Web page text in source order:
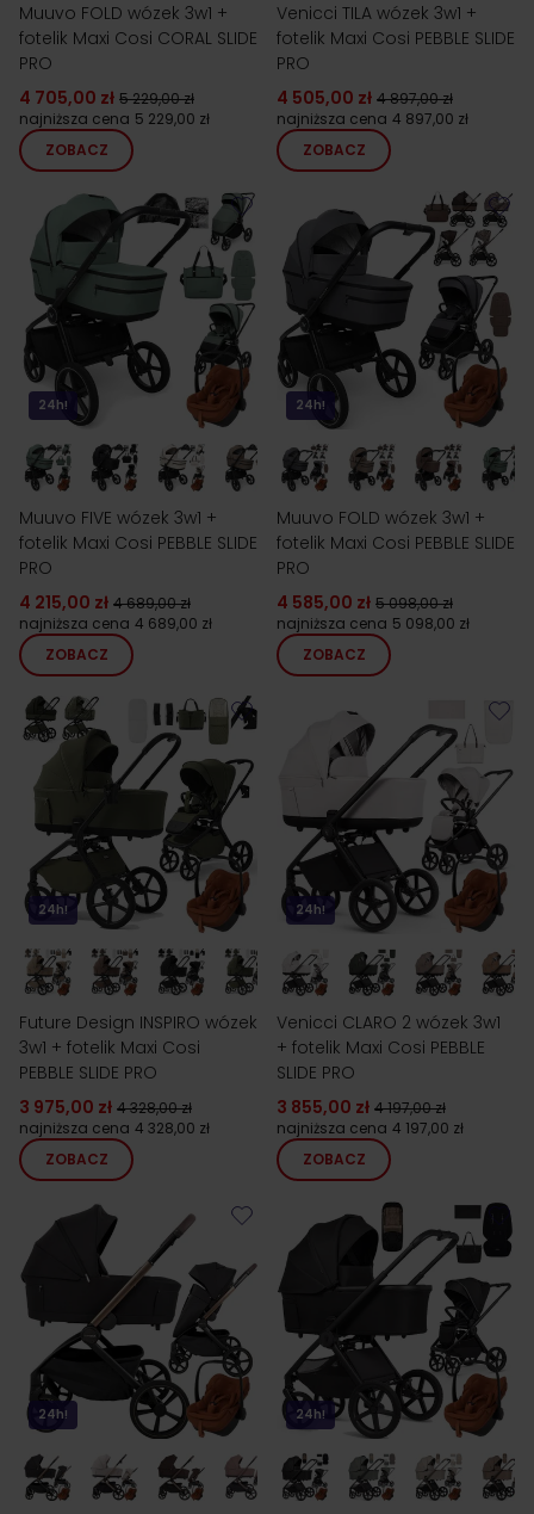
Muuvo FOLD wózek 3w1 +
fotelik Maxi Cosi CORAL SLIDE
PRO
4 705,00 zł 5 229,00 zł
najniższa cena 5 229,00 zł
ZOBACZ
Venicci TILA wózek 3w1 +
fotelik Maxi Cosi PEBBLE SLIDE
PRO
4 505,00 zł 4 897,00 zł
najniższa cena 4 897,00 zł
ZOBACZ
24h!
Muuvo FIVE wózek 3w1 +
fotelik Maxi Cosi PEBBLE SLIDE
PRO
4 215,00 zł 4 689,00 zł
najniższa cena 4 689,00 zł
ZOBACZ
24h!
Muuvo FOLD wózek 3w1 +
fotelik Maxi Cosi PEBBLE SLIDE
PRO
4 585,00 zł 5 098,00 zł
najniższa cena 5 098,00 zł
ZOBACZ
24h!
Future Design INSPIRO wózek
3w1 + fotelik Maxi Cosi
PEBBLE SLIDE PRO
3 975,00 zł 4 328,00 zł
najniższa cena 4 328,00 zł
ZOBACZ
24h!
Venicci CLARO 2 wózek 3w1
+ fotelik Maxi Cosi PEBBLE
SLIDE PRO
3 855,00 zł 4 197,00 zł
najniższa cena 4 197,00 zł
ZOBACZ
24h! 24h!